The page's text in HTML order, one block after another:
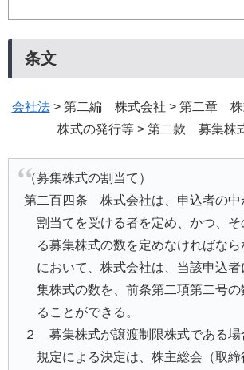
条文
会社法> 第二編 株式会社 > 第二章
株式の発行等 > 第二款 募集株
（募集株式の割当て）
第二百四条 株式会社は、申込者の中
割当てを受ける者を定め、かつ、そ
る募集株式の数を定めなければな
において、株式会社は、当該申込
集株式の数を、前条第二項第二号
ることができる。
２ 募集株式が譲渡制限株式である場
規定による決定は、株主総会（取